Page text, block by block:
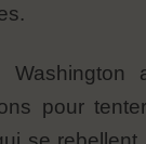
pour